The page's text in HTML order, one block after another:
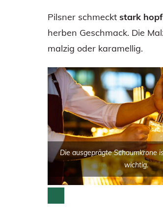
Pilsner schmeckt stark
herben Geschmack. Die
malzig oder karamellig.
Die ausgeprägte Schaumkrone
wichtig.